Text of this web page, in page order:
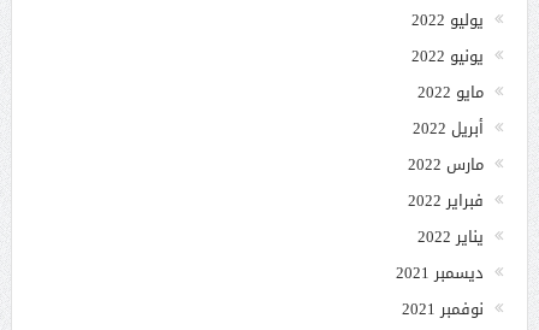
يوليو 2022
يونيو 2022
مايو 2022
أبريل 2022
مارس 2022
فبراير 2022
يناير 2022
ديسمبر 2021
نوفمبر 2021